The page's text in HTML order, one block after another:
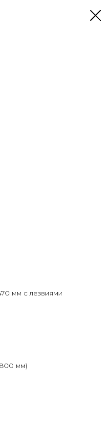
мм с лезвиями
мм)